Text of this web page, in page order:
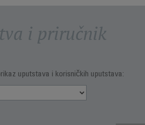
i priručnik
uputstava i korisničkih uputstava: